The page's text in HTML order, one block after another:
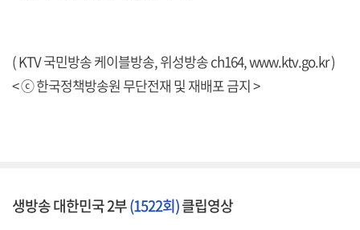
( KTV 국민방송 케이블방송, 위성방송 ch164,www.ktv.go.kr)
< ⓒ 한국정책방송원 무단전재 및 재배포 금지 >
생방송 대한민국 2부(1522회)클립영상